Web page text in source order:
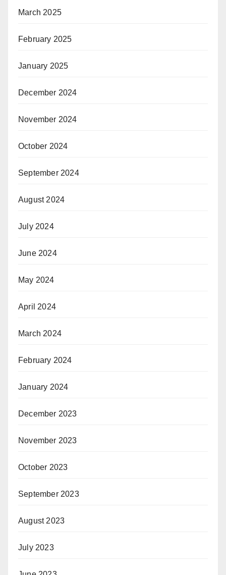
March 2025
February 2025
January 2025
December 2024
November 2024
October 2024
September 2024
August 2024
July 2024
June 2024
May 2024
April 2024
March 2024
February 2024
January 2024
December 2023
November 2023
October 2023
September 2023
August 2023
July 2023